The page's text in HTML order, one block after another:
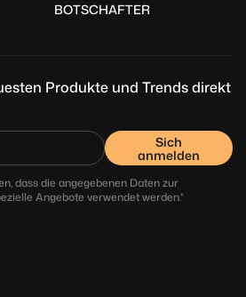
BOTSCHAFTER
Produkte und Trends direkt
Sich
anmelden
dass die angegebenen Daten zur
Angebote verwendet werden.*